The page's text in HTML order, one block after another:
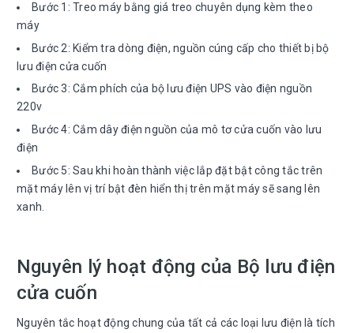
Bước 1: Treo máy bằng giá treo chuyên dụng kèm theo
máy
Bước 2: Kiểm tra dòng điện, nguồn cúng cấp cho thiết bị bộ
lưu điện cửa cuốn
Bước 3: Cắm phích của bộ lưu điện UPS vào điện nguồn
220v
Bước 4: Cắm dây điện nguồn của mô tơ cửa cuốn vào lưu
điện
Bước 5: Sau khi hoàn thành việc lắp đặt bật công tắc trên
mặt máy lên vị trí bật đèn hiển thị trên mặt máy sẽ sang lên
xanh.
Nguyên lý hoạt động của Bộ lưu điện
cửa cuốn
Nguyên tắc hoạt động chung của tất cả các loại lưu điện là tích